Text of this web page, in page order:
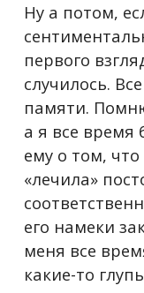
Ну а потом,
первого
случилось.
памяти.
а я все время
ему о том,
«лечила»
его намеки
меня все
какие-то